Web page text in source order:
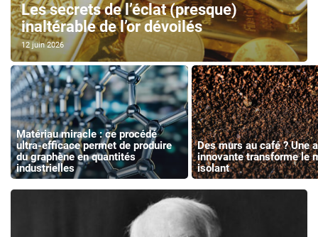
Les secrets de l’éclat (presque)
inaltérable de l’or dévoilés
12 juin 2026
Matériau miracle : ce procédé
ultra-efficace permet de produire
du graphène en quantités
industrielles
Des murs au café ? Une
innovante transforme le
isolant